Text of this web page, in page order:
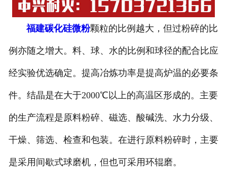
福建碳化硅微粉颗粒的比例越大，但过粉碎的比
例亦随之增大。料、球、水的比例和球径的配合比应
经实验优选确定。提高冶炼功率是提高炉温的必要条
件。结晶是在大于2000℃以上的高温区形成的。主要
的生产流程是原料粉碎、磁选、酸碱洗、水力分级、
干燥、筛选、检查和包装。在进行原料粉碎时，主要
是采用间歇式球磨机，但也可采用环辊磨。